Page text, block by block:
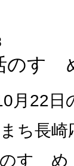
のす
月22日
ち長崎
すゝめ